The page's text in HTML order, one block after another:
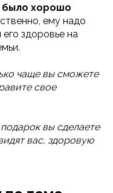
было хорошо
ему надо
здоровье на
чаще вы сможете
свое
вы сделаете
вас, здоровую